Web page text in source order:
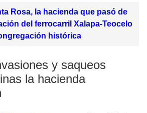
Rosa, la hacienda que pasó de
del ferrocarril Xalapa-Teocelo
histórica
y saqueos
la hacienda